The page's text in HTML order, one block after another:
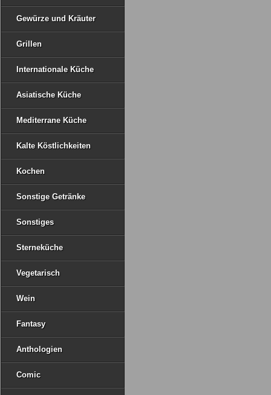
Gewürze und Kräuter
Grillen
Internationale Küche
Asiatische Küche
Mediterrane Küche
Kalte Köstlichkeiten
Kochen
Sonstige Getränke
Sonstiges
Sterneküche
Vegetarisch
Wein
Fantasy
Anthologien
Comic